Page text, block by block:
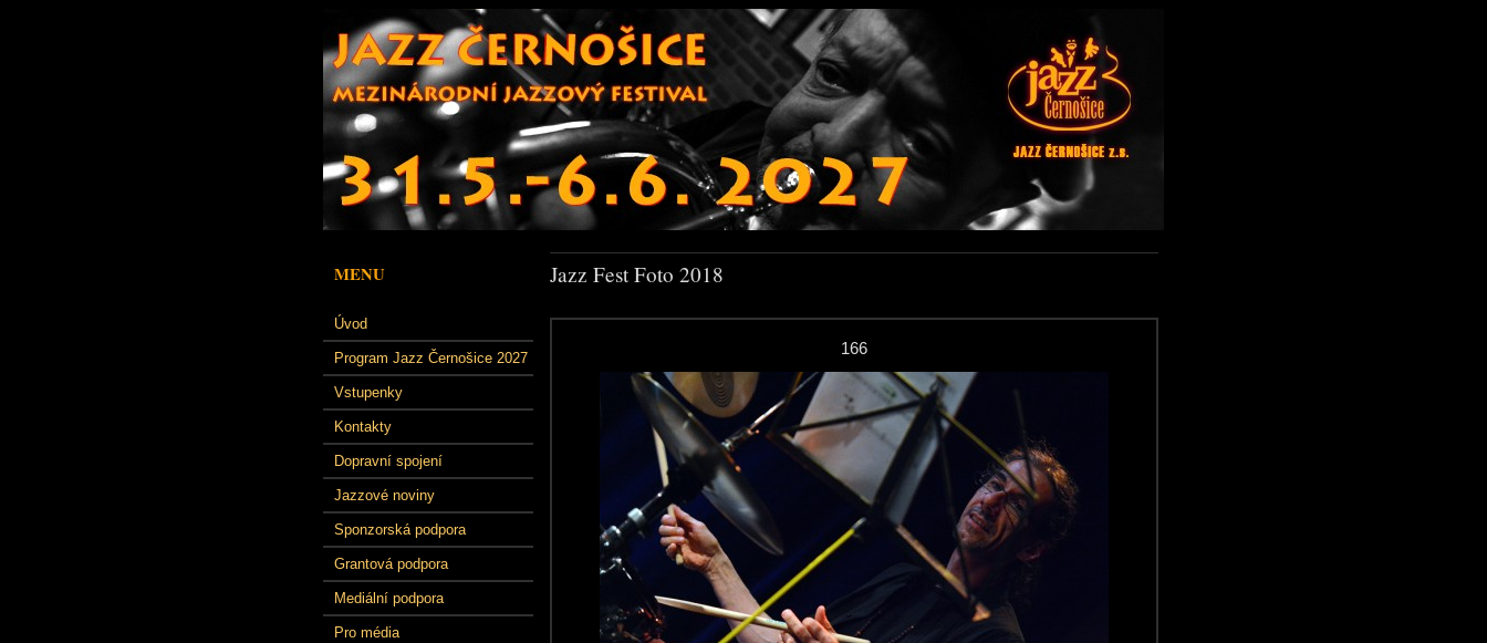
MENU
Úvod
Program Jazz Černošice 2027
Vstupenky
Kontakty
Dopravní spojení
Jazzové noviny
Sponzorská podpora
Grantová podpora
Mediální podpora
Pro média
Jazz Fest Foto 2018
166